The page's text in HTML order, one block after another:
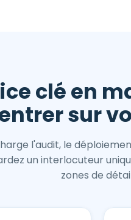
clé en
sur
l'audit, le
un interlocuteur
zones de